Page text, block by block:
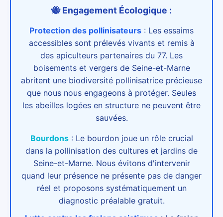
🐝 Engagement Écologique :
Protection des pollinisateurs : Les essaims
accessibles sont prélevés vivants et remis à
des apiculteurs partenaires du 77. Les
boisements et vergers de Seine-et-Marne
abritent une biodiversité pollinisatrice précieuse
que nous nous engageons à protéger. Seules
les abeilles logées en structure ne peuvent être
sauvées.
Bourdons : Le bourdon joue un rôle crucial
dans la pollinisation des cultures et jardins de
Seine-et-Marne. Nous évitons d'intervenir
quand leur présence ne présente pas de danger
réel et proposons systématiquement un
diagnostic préalable gratuit.